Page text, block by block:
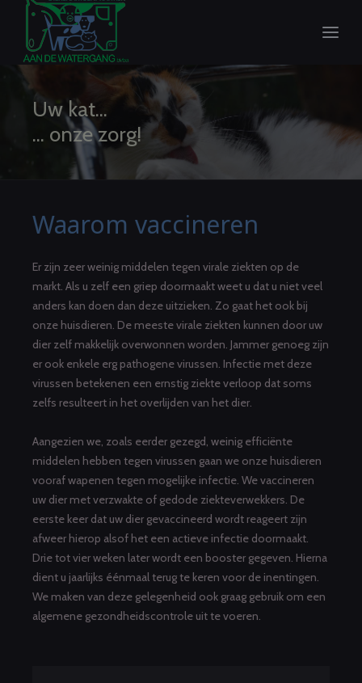
Uw kat...
... onze zorg!
Waarom vaccineren
Er zijn zeer weinig middelen tegen virale ziekten op de
markt. Als u zelf een griep doormaakt weet u dat u niet veel
anders kan doen dan deze uitzieken. Zo gaat het ook bij
onze huisdieren. De meeste virale ziekten kunnen door uw
dier zelf makkelijk overwonnen worden. Jammer genoeg zijn
er ook enkele erg pathogene virussen. Infectie met deze
virussen betekenen een ernstig ziekte verloop dat soms
zelfs resulteert in het overlijden van het dier.
Aangezien we, zoals eerder gezegd, weinig efficiënte
middelen hebben tegen virussen gaan we onze huisdieren
vooraf wapenen tegen mogelijke infectie. We vaccineren
uw dier met verzwakte of gedode ziekteverwekkers. De
eerste keer dat uw dier gevaccineerd wordt reageert zijn
afweer hierop alsof het een actieve infectie doormaakt.
Drie tot vier weken later wordt een booster gegeven. Hierna
dient u jaarlijks éénmaal terug te keren voor de inentingen.
We maken van deze gelegenheid ook graag gebruik om een
algemene gezondheidscontrole uit te voeren.